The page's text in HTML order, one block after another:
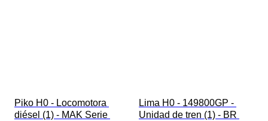
Piko H0 - Locomotora
diésel (1) - MAK Serie
Lima H0 - 149800GP -
Unidad de tren (1) - BR